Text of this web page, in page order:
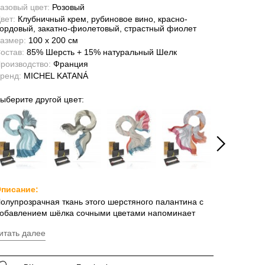
цвет: Розовый
Клубничный крем, рубиновое вино, красно-
закатно-фиолетовый, страстный фиолет
100 x 200 см
85% Шерсть + 15% натуральный Шелк
Франция
MICHEL KATANÁ
другой цвет:
ткань этого шерстяного палантина с
шёлка сочными цветами напоминает
буйством красок, перетекают одна в
малина, и спелая ежевика! Нарочито рыхлое
далее